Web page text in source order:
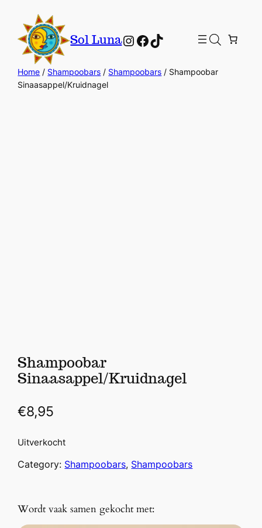
Sol LunaInstagram
Facebook
TikTok
Home / Shampoobars / Shampoobars / Shampoobar
Sinaasappel/Kruidnagel
Shampoobar
Sinaasappel/Kruidnagel
€8,95
Uitverkocht
Category: Shampoobars, Shampoobars
Wordt vaak samen gekocht met: